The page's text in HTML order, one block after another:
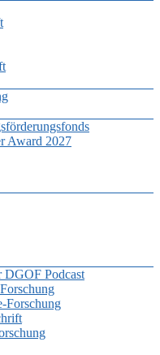
Award 2027
Podcast
Forschung